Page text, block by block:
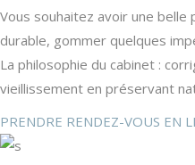
Vous souhaitez avoir une
durable, gommer quelques
La philosophie du cabinet :
vieillissement en préservant
PRENDRE RENDEZ-VOUS EN